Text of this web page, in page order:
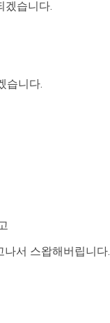
겠습니다.
습니다.
서 스왑해버립니다.